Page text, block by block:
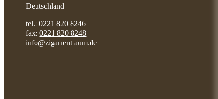
Deutschland
tel.:0221 820 8246
fax:0221 820 8248
info@zigarrentraum.de